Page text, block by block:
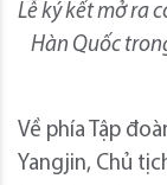
Lễ ký kết mở ra
Hàn Quốc
Về phía Tập
Yangjin, Chủ